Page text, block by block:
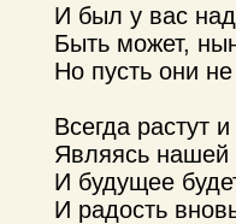
И был у вас
Быть может,
Но пусть они
Всегда растут
Являясь
И будущее
И радость